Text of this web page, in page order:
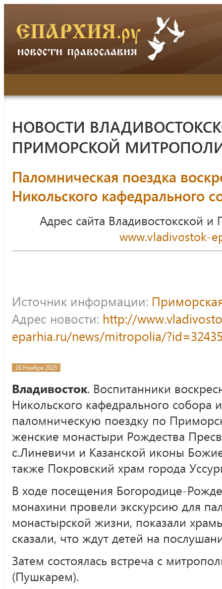
НОВОСТИ
ПРИМОРСКОЙ
Паломническая поездка
Никольского кафедрального
Адрес сайта Владивостокской
www.vladivostok-
Источник информации:
Адрес новости: http://
eparhia.ru/news/mitropolia/
16 Ноября 2023
Владивосток. Воспитанники
Никольского кафедрального собора
паломническую поездку по
женские монастыри Рождества
с.Линевичи и Казанской иконы
также Покровский храм города
В ходе посещения Богородице-
монахини провели экскурсию для
монастырской жизни, показали
сказали, что ждут детей на
Затем состоялась встреча с
(Пушкарем).